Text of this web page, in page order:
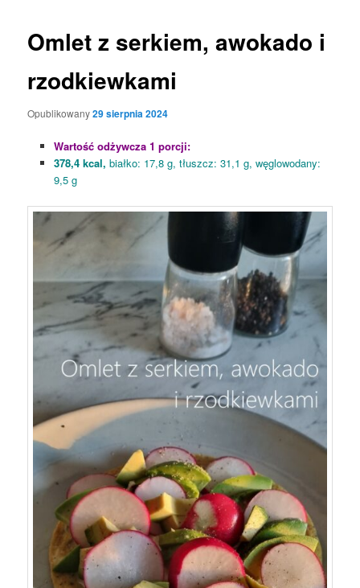
Omlet z serkiem, awokado i
rzodkiewkami
Opublikowany29 sierpnia 2024
Wartość odżywcza 1 porcji:
378,4 kcal, białko: 17,8 g, tłuszcz: 31,1 g, węglowodany:
9,5 g